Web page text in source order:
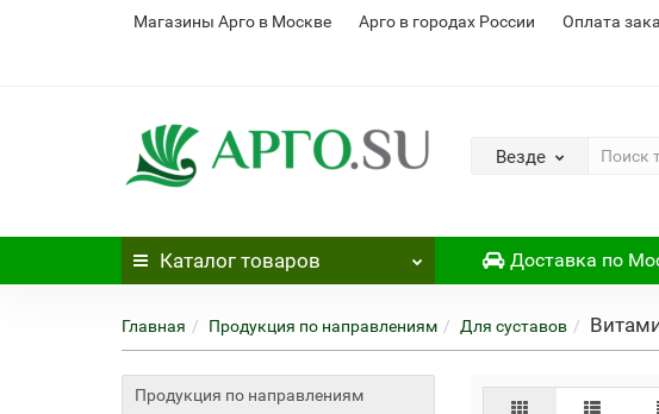
Магазины Арго в Москве Арго в городах России Оплата
Везде
Каталог товаров Доставка по
Главная Продукция по направлениям Для суставов
Продукция по направлениям